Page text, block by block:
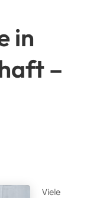
in
–
Viele